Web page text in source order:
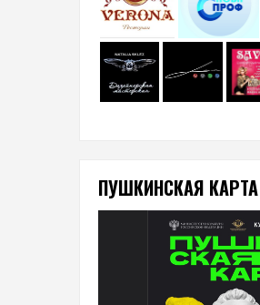
ПУШКИНСКАЯ КАРТА